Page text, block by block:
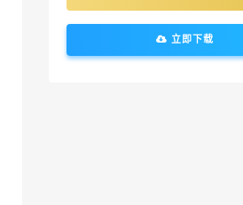
立即下载